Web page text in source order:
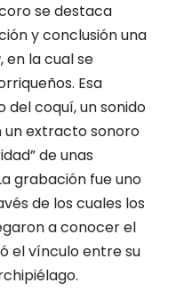
se destaca
y conclusión una
, en la cual se
Esa
del coquí, un sonido
un extracto sonoro
de unas
grabación fue uno
de los cuales los
a conocer el
el vínculo entre su